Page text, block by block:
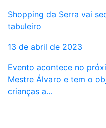
Shopping da Serra vai
tabuleiro
13 de abril de 2023
Evento acontece no
Mestre Álvaro e tem o
crianças a…